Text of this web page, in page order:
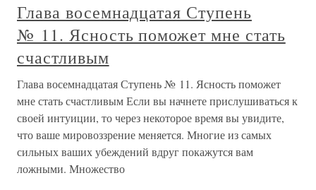
Глава восемнадцатая Ступень
№ 11. Ясность поможет мне стать
счастливым
Глава восемнадцатая Ступень № 11. Ясность поможет
мне стать счастливым Если вы начнете прислушиваться к
своей интуиции, то через некоторое время вы увидите,
что ваше мировоззрение меняется. Многие из самых
сильных ваших убеждений вдруг покажутся вам
ложными. Множество